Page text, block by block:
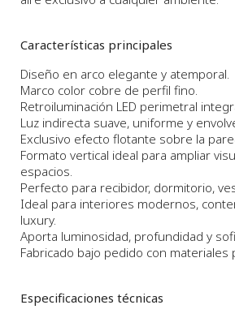
Características principales
Diseño en arco elegante y atemporal.
Marco color cobre de perfil fino.
Retroiluminación LED perimetral
Luz indirecta suave, uniforme y
Exclusivo efecto flotante sobre la
Formato vertical ideal para ampliar
espacios.
Perfecto para recibidor, dormitorio,
Ideal para interiores modernos,
luxury.
Aporta luminosidad, profundidad y
Fabricado bajo pedido con materiales
Especificaciones técnicas